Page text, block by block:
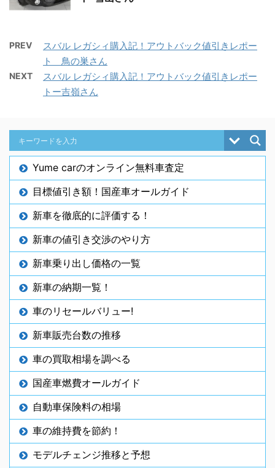
PREV
スバル レガシィ購入記！アウトバック値引きレポー
ト 鳥の巣さん
NEXT
スバル レガシィ購入記！アウトバック値引きレポー
トー吉嶺さん
Yume carのオンライン無料車査定
目標値引き額！国産車オールガイド
新車を徹底的に評価する！
新車の値引き交渉のやり方
新車乗り出し価格の一覧
新車の納期一覧！
車のリセールバリュー!
新車販売台数の推移
車の買取相場を調べる
国産車燃費オールガイド
自動車保険料の相場
車の維持費を節約！
モデルチェンジ推移と予想